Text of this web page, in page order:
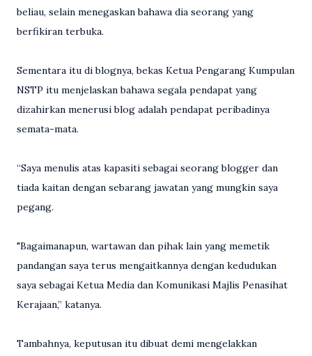
beliau, selain menegaskan bahawa dia seorang yang
berfikiran terbuka.
Sementara itu di blognya, bekas Ketua Pengarang Kumpulan
NSTP itu menjelaskan bahawa segala pendapat yang
dizahirkan menerusi blog adalah pendapat peribadinya
semata-mata.
“Saya menulis atas kapasiti sebagai seorang blogger dan
tiada kaitan dengan sebarang jawatan yang mungkin saya
pegang.
"Bagaimanapun, wartawan dan pihak lain yang memetik
pandangan saya terus mengaitkannya dengan kedudukan
saya sebagai Ketua Media dan Komunikasi Majlis Penasihat
Kerajaan,” katanya.
Tambahnya, keputusan itu dibuat demi mengelakkan